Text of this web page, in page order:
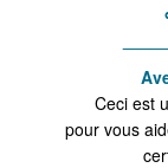
Ceci est
pour vous